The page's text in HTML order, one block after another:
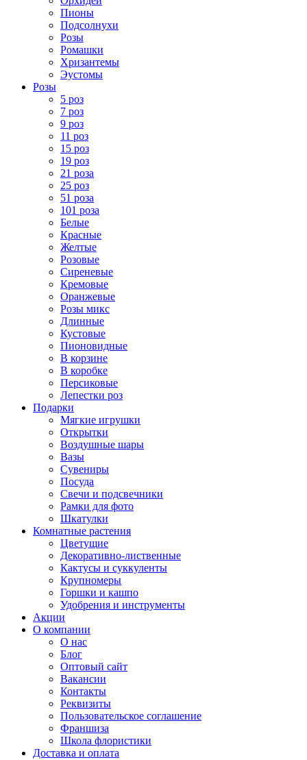
Пионы
Подсолнухи
Розы
Ромашки
Хризантемы
Эустомы
Розы
5 роз
7 роз
9 роз
11 роз
15 роз
19 роз
21 роза
25 роз
51 роза
101 роза
Белые
Красные
Желтые
Розовые
Сиреневые
Кремовые
Оранжевые
Розы микс
Длинные
Кустовые
Пионовидные
В корзине
В коробке
Персиковые
Лепестки роз
Подарки
Мягкие игрушки
Открытки
Воздушные шары
Вазы
Сувениры
Посуда
Свечи и подсвечники
Рамки для фото
Шкатулки
Комнатные растения
Цветущие
Декоративно-лиственные
Кактусы и суккуленты
Крупномеры
Горшки и кашпо
Удобрения и инструменты
Акции
О компании
О нас
Блог
Оптовый сайт
Вакансии
Контакты
Реквизиты
Пользовательское соглашение
Франшиза
Школа флористики
Доставка и оплата